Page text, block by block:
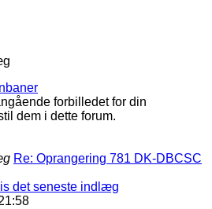
forbilledet for din
dem i dette forum.
Re: Oprangering 781 DK-DBCSC
det seneste indlæg